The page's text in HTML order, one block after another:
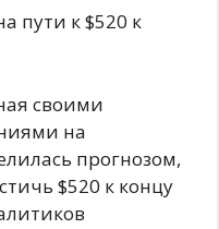
пути к $520 к
своими
на
прогнозом,
$520 к концу